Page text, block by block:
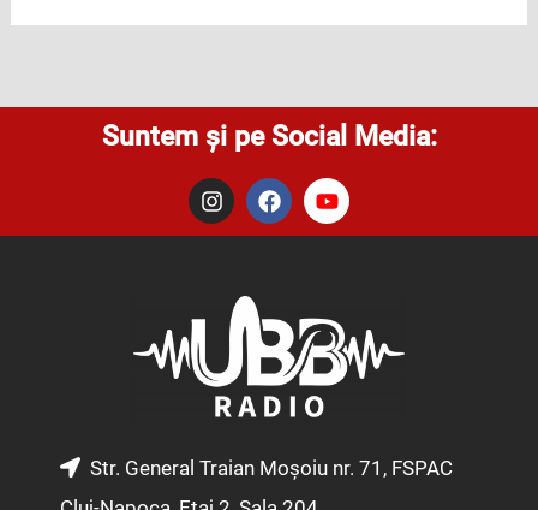
Suntem și pe Social Media:
I
n
s
m
F
a
c
o
k
Y
o
u
e
Str. General Traian Moșoiu nr. 71, FSPAC